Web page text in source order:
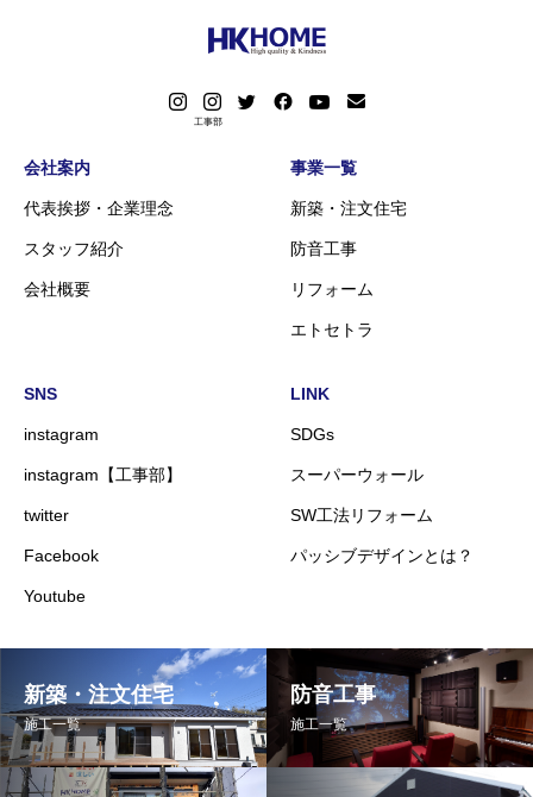
会社案内
代表挨拶・企業理念
スタッフ紹介
会社概要
事業一覧
新築・注文住宅
防音工事
リフォーム
エトセトラ
SNS
instagram
instagram【工事部】
twitter
Facebook
Youtube
LINK
SDGs
スーパーウォール
SW工法リフォーム
パッシブデザインとは？
新築・注文住宅
施工一覧
防音工事
施工一覧